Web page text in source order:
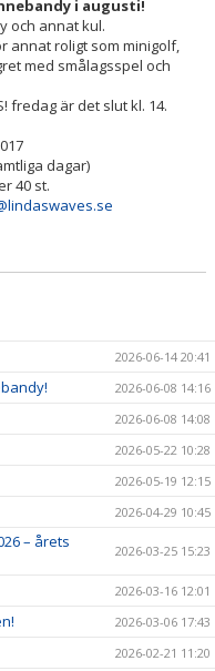
i augusti!
och annat kul.
annat roligt som minigolf,
med smålagsspel och
fredag är det slut kl. 14.
dagar)
40 st.
2026-06-14 20:41
2026-06-08 14:16
2026-06-08 14:08
2026-05-22 10:28
2026-05-19 12:15
2026-04-29 10:45
– årets
2026-03-25 15:23
2026-03-16 12:01
2026-03-06 17:43
2026-02-21 11:20